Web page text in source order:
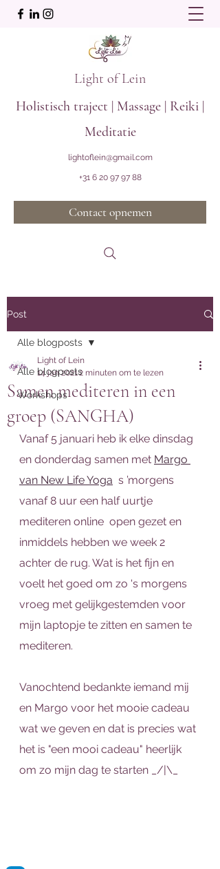
Light of Lein
Holistisch traject | Massage | Reiki |
Meditatie
lightoflein@gmail.com
+31 6 20 97 97 88
Contact opnemen
Post
Alle blogposts
Workshops
Alle blogposts
Samen mediteren in een
groep (SANGHA)
Light of Lein
14 jan 20212 minuten om te lezen
Vanaf 5 januari heb ik elke dinsdag
en donderdag samen met Margo
van New Life Yoga
  s ’morgens
vanaf 8 uur een half uurtje
mediteren online  open gezet en
inmiddels hebben we week 2
achter de rug. Wat is het fijn en
voelt het goed om zo 's morgens
vroeg met gelijkgestemden voor
mijn laptopje te zitten en samen te
mediteren.
Vanochtend bedankte iemand mij
en Margo voor het mooie cadeau
wat we geven en dat is precies wat
het is "een mooi cadeau" heerlijk
om zo mijn dag te starten _/|\_